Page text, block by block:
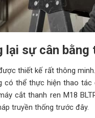
lại sự cân
thiết kế rất thông
thể thực hiện thao
cắt thanh ren M18
truyền thống trước đây.